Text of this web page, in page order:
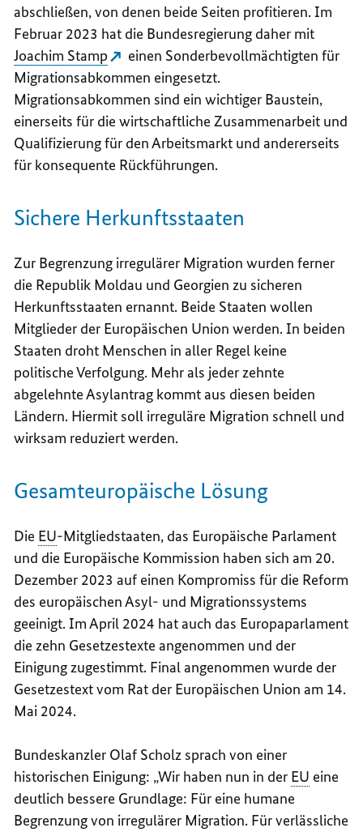
abschließen, von denen beide Seiten profitieren. Im
Februar 2023 hat die Bundesregierung daher mit
Joachim Stamp
einen Sonderbevollmächtigten für
Migrationsabkommen eingesetzt.
Migrationsabkommen sind ein wichtiger Baustein,
einerseits für die wirtschaftliche Zusammenarbeit und
Qualifizierung für den Arbeitsmarkt und andererseits
für konsequente Rückführungen.
Sichere Herkunftsstaaten
Zur Begrenzung irregulärer Migration wurden ferner
die Republik Moldau und Georgien zu sicheren
Herkunftsstaaten ernannt. Beide Staaten wollen
Mitglieder der Europäischen Union werden. In beiden
Staaten droht Menschen in aller Regel keine
politische Verfolgung. Mehr als jeder zehnte
abgelehnte Asylantrag kommt aus diesen beiden
Ländern. Hiermit soll irreguläre Migration schnell und
wirksam reduziert werden.
Gesamteuropäische Lösung
Die EU-Mitgliedstaaten, das Europäische Parlament
und die Europäische Kommission haben sich am 20.
Dezember 2023 auf einen Kompromiss für die Reform
des europäischen Asyl- und Migrationssystems
geeinigt. Im April 2024 hat auch das Europaparlament
die zehn Gesetzestexte angenommen und der
Einigung zugestimmt. Final angenommen wurde der
Gesetzestext vom Rat der Europäischen Union am 14.
Mai 2024.
Bundeskanzler Olaf Scholz sprach von einer
historischen Einigung: „Wir haben nun in der EU eine
deutlich bessere Grundlage: Für eine humane
Begrenzung von irregulärer Migration. Für verlässliche